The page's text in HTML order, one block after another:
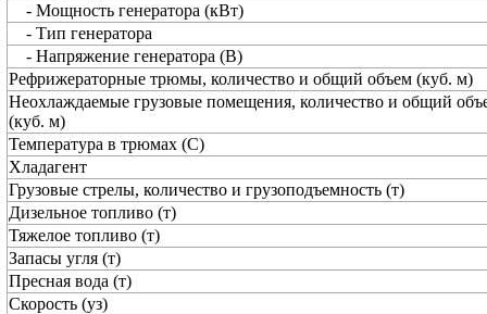
- Мощность генератора (кВт)
- Тип генератора
- Напряжение генератора (В)
Рефрижераторные трюмы, количество и общий объем (куб. м)
Неохлаждаемые грузовые помещения, количество и общий
(куб. м)
Температура в трюмах (С)
Хладагент
Грузовые стрелы, количество и грузоподъемность (т)
Дизельное топливо (т)
Тяжелое топливо (т)
Запасы угля (т)
Пресная вода (т)
Скорость (уз)